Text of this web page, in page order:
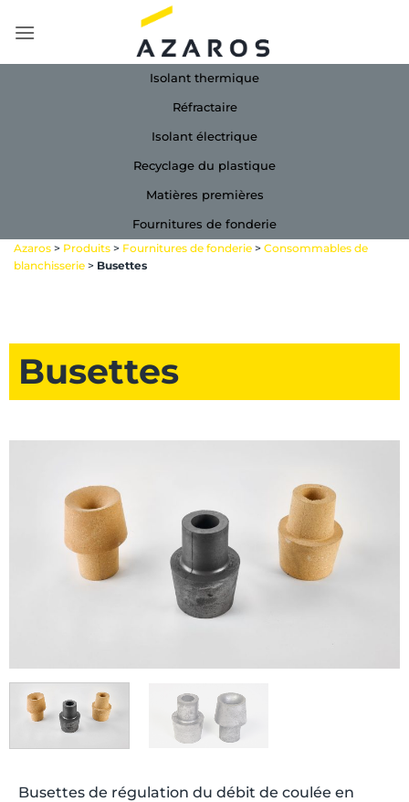
au
Isolant thermique
Réfractaire
Isolant électrique
Recyclage du plastique
Matières premières
Fournitures de fonderie
Azaros > Produits > Fournitures de fonderie > Consommables de
blanchisserie > Busettes
Busettes
Busettes de régulation du débit de coulée en